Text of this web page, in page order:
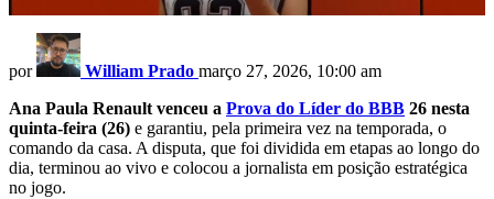
por William Prado março 27, 2026, 10:00 am
Ana Paula Renault venceu a Prova do Líder do BBB 26 nesta
quinta-feira (26) e garantiu, pela primeira vez na temporada, o
comando da casa. A disputa, que foi dividida em etapas ao longo do
dia, terminou ao vivo e colocou a jornalista em posição estratégica
no jogo.